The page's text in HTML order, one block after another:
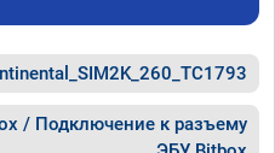
/ Подключение к разъему